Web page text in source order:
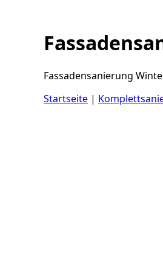
Fassadensanierung
Startseite |